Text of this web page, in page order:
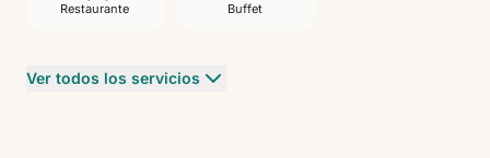
Restaurante Buffet
Ver todos los servicios